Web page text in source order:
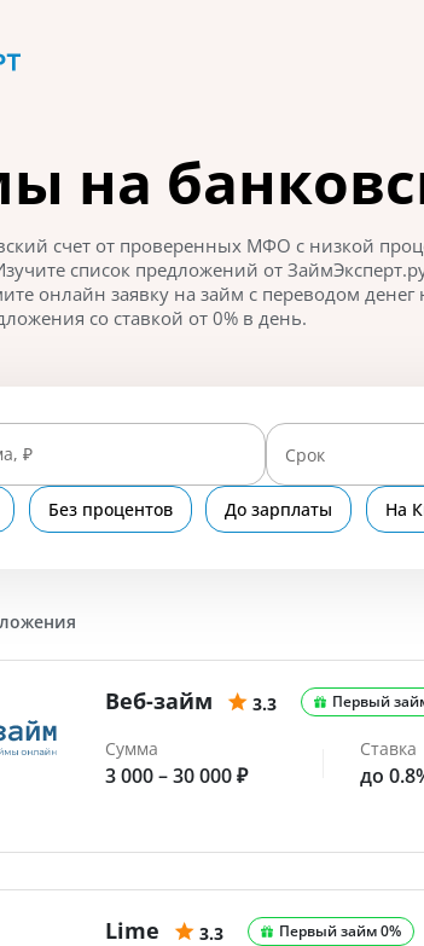
на
счет от проверенных МФО с низкой
список предложений от
онлайн заявку на займ с переводом
со ставкой от 0% в день.
₽ Срок
Без процентов До зарплаты На
Веб-займ 3.3 Первый
Сумма
3 000 – 30 000 ₽
Ставка
до
Lime 3.3 Первый займ 0%